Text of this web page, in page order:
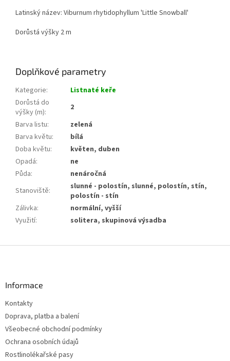
Latinský název: Viburnum rhytidophyllum 'Little Snowball'
Dorůstá výšky 2 m
Doplňkové parametry
Kategorie:
Listnaté keře
Dorůstá do
výšky (m):
2
Barva listu:
zelená
Barva květu:
bílá
Doba květu:
květen, duben
Opadá:
ne
Půda:
nenáročná
Stanoviště:
slunné - polostín, slunné, polostín, stín,
polostín - stín
Zálivka:
normální, vyšší
Využití: solitera, skupinová výsadba
Informace
Kontakty
Doprava, platba a balení
Všeobecné obchodní podmínky
Ochrana osobních údajů
Rostlinolékařské pasy